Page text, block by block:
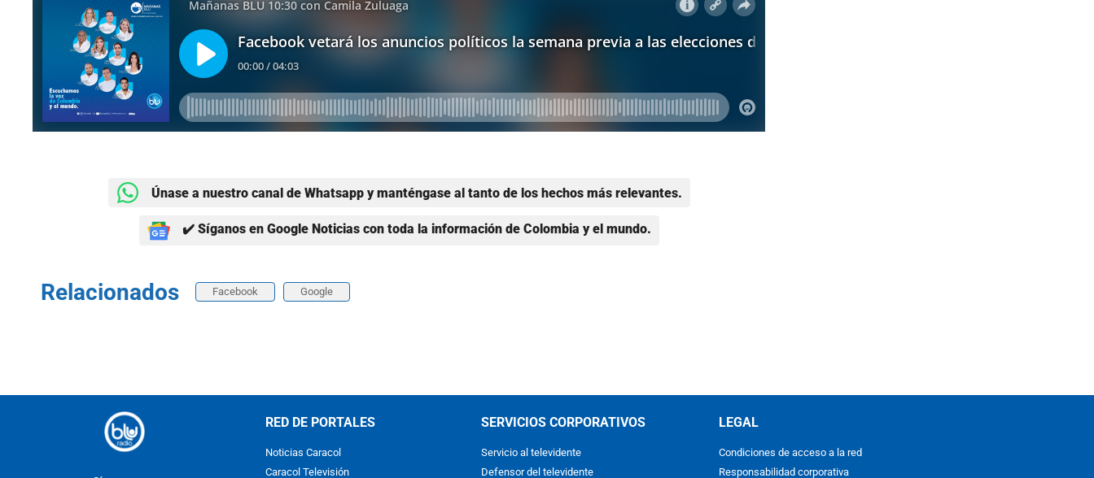
Únase a nuestro canal de Whatsapp y manténgase al tanto de los hechos más relevantes.
✔️ Síganos en Google Noticias con toda la información de Colombia y el mundo.
Relacionados Facebook Google
RED DE PORTALES
Noticias Caracol
Caracol Televisión
SERVICIOS CORPORATIVOS
Servicio al televidente
Defensor del televidente
LEGAL
Condiciones de acceso a la red
Responsabilidad corporativa